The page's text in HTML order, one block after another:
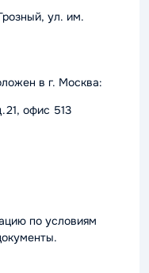
ул. им.
в г. Москва:
офис 513
по условиям